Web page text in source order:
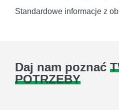
Standardowe informacje z
Daj nam poznać
POTRZEBY